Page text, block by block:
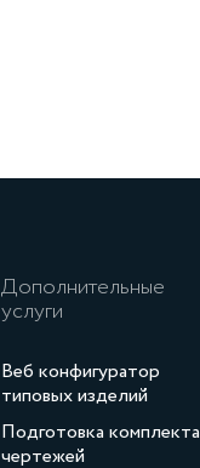
Дополнительные
услуги
Веб конфигуратор
типовых изделий
Подготовка комплекта
чертежей